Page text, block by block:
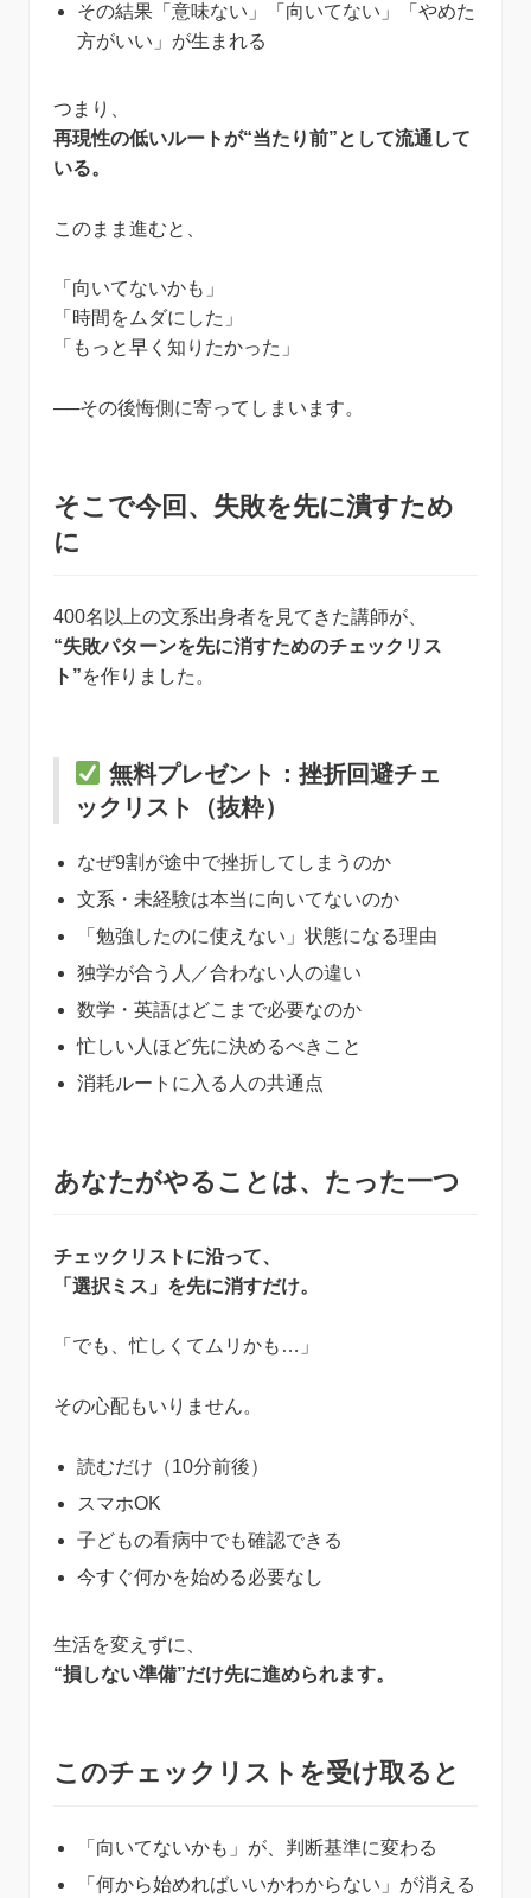
その結果「意味ない」「向いてない」「やめた
方がいい」が生まれる
つまり、
再現性の低いルートが“当たり前”として流通して
いる。
このまま進むと、
「向いてないかも」
「時間をムダにした」
「もっと早く知りたかった」
──その後悔側に寄ってしまいます。
そこで今回、失敗を先に潰すため
に
400名以上の文系出身者を見てきた講師が、
“失敗パターンを先に消すためのチェックリス
ト”を作りました。
無料プレゼント：挫折回避チェ
ックリスト（抜粋）
なぜ9割が途中で挫折してしまうのか
文系・未経験は本当に向いてないのか
「勉強したのに使えない」状態になる理由
独学が合う人／合わない人の違い
数学・英語はどこまで必要なのか
忙しい人ほど先に決めるべきこと
消耗ルートに入る人の共通点
あなたがやることは、たった一つ
チェックリストに沿って、
「選択ミス」を先に消すだけ。
「でも、忙しくてムリかも…」
その心配もいりません。
読むだけ（10分前後）
スマホOK
子どもの看病中でも確認できる
今すぐ何かを始める必要なし
生活を変えずに、
“損しない準備”だけ先に進められます。
このチェックリストを受け取ると
「向いてないかも」が、判断基準に変わる
「何から始めればいいかわからない」が消える